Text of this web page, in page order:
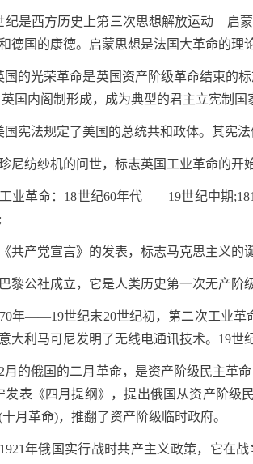
纪是西方历史上第三次思想解放运动—启
德国的康德。启蒙思想是法国大革命的理
国的光荣革命是英国资产阶级革命结束的
国内阁制形成，成为典型的君主立宪制国
国宪法规定了美国的总统共和政体。其宪
尼纺纱机的问世，标志英国工业革命的开
业革命：18世纪60年代——19世纪中期
共产党宣言》的发表，标志马克思主义的
黎公社成立，它是人类历史第一次无产阶
年——19世纪末20世纪初，第二次工业革
大利马可尼发明了无线电通讯技术。19世
月的俄国的二月革命，是资产阶级民主革
发表《四月提纲》，提出俄国从资产阶级
月革命)，推翻了资产阶级临时政府。
年俄国实行战时共产主义政策，它在